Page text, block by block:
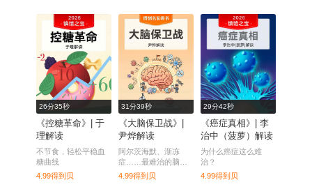
全部
课程
每天听本书
26分35秒
《控糖革命》| 于
理解读
不节食，轻松平稳血
糖曲线
4.99得到贝
31分39秒
《大脑保卫战》|
尹烨解读
阿尔茨海默、渐冻
症……最难治的脑
病，最新进展如何？
4.99得到贝
29分42秒
《癌症真相》| 李
治中（菠萝）解读
为什么癌症这么难
治？
4.99得到贝